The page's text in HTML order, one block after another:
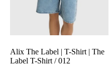
Alix The Label | T-Shirt | The
Label T-Shirt / 012